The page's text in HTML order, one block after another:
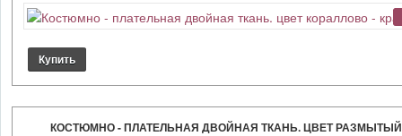
КОСТЮМНО - ПЛАТЕЛЬНАЯ ДВОЙНАЯ ТКАНЬ. ЦВЕТ